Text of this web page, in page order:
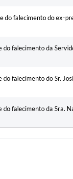
do falecimento do ex-
falecimento da
falecimento do Sr.
falecimento da Sra.